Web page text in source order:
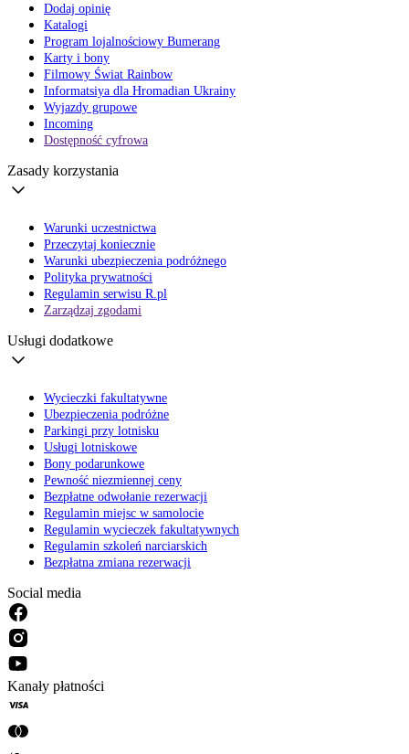
Dodaj opinię
Katalogi
Program lojalnościowy Bumerang
Karty i bony
Filmowy Świat Rainbow
Informatsiya dla Hromadian Ukrainy
Wyjazdy grupowe
Incoming
Dostępność cyfrowa
Zasady korzystania
Warunki uczestnictwa
Przeczytaj koniecznie
Warunki ubezpieczenia podróżnego
Polityka prywatności
Regulamin serwisu R.pl
Zarządzaj zgodami
Usługi dodatkowe
Wycieczki fakultatywne
Ubezpieczenia podróżne
Parkingi przy lotnisku
Usługi lotniskowe
Bony podarunkowe
Pewność niezmiennej ceny
Bezpłatne odwołanie rezerwacji
Regulamin miejsc w samolocie
Regulamin wycieczek fakultatywnych
Regulamin szkoleń narciarskich
Bezpłatna zmiana rezerwacji
Social media
Kanały płatności